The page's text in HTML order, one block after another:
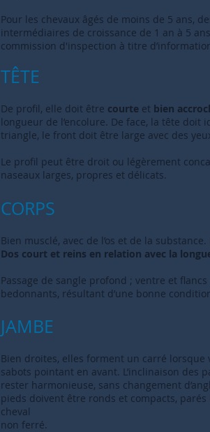
Pour les chevaux âgés de moins de 5 ans,
intermédiaires de croissance de 1 an à 5
commission d'inspection à titre
TÊTE
De profil, elle doit être courte et bien
longueur de l’encolure. De face, la tête doit
triangle, le front doit être large avec des
Le profil peut être droit ou légèrement
naseaux larges, propres et délicats.
CORPS
Bien musclé, avec de l’os et de la
Dos court et reins en relation avec la
Passage de sangle profond ; ventre et
bedonnants, résultant d’une bonne
JAMBE
Bien droites, elles forment un carré lorsque
sabots pointant en avant. L’inclinaison des
rester harmonieuse, sans changement
pieds doivent être ronds et compacts,
cheval
non ferré.